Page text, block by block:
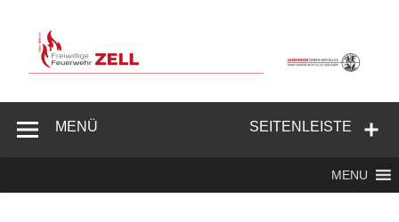
springen
Feuerwehr
SEITENLEISTE
MENÜ
MENU